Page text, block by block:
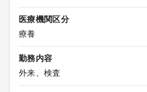
医療機関区分
療養
勤務内容
外来、検査